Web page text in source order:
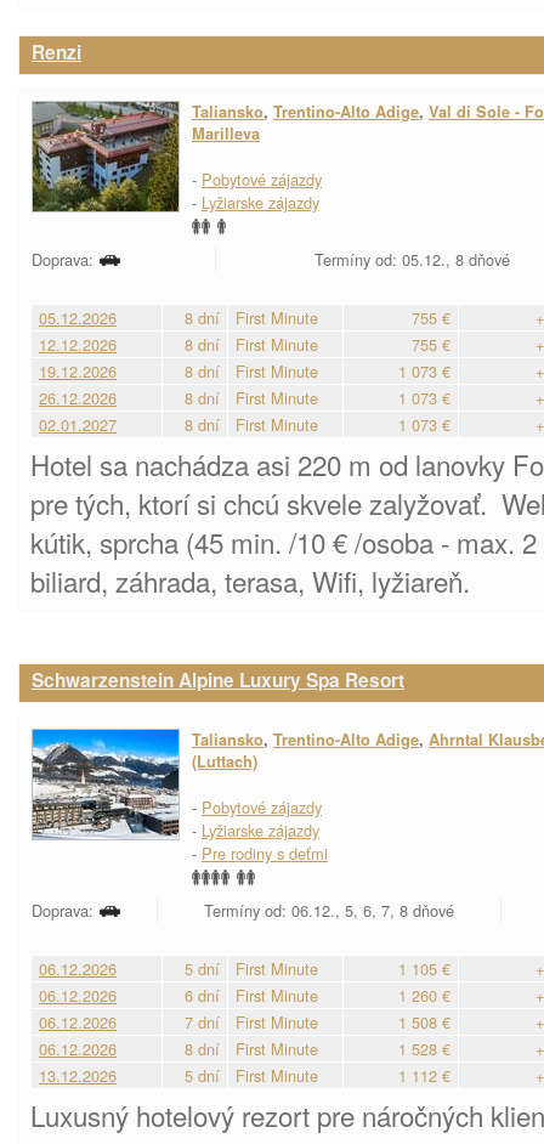
Renzi
Taliansko, Trentino-Alto Adige, Val di Sole -
Marilleva
- Pobytové zájazdy
- Lyžiarske zájazdy
Doprava: Termíny od: 05.12., 8 dňové
05.12.2026 8 dní First Minute 755 €
12.12.2026
8 dní First Minute 755 €
19.12.2026
8 dní First Minute 1 073 €
26.12.2026
8 dní First Minute 1 073 €
02.01.2027
8 dní First Minute 1 073 €
Hotel sa nachádza asi 220 m od lanovky
pre tých, ktorí si chcú skvele zalyžovať.
kútik, sprcha (45 min. /10 € /osoba - max.
biliard, záhrada, terasa, Wifi, lyžiareň.
Schwarzenstein Alpine Luxury Spa Resort
Taliansko, Trentino-Alto Adige, Ahrntal
(Luttach)
- Pobytové zájazdy
- Lyžiarske zájazdy
- Pre rodiny s deťmi
Doprava: Termíny od: 06.12., 5, 6, 7, 8 dňové
06.12.2026 5 dní First Minute 1 105 €
06.12.2026
6 dní First Minute 1 260 €
06.12.2026
7 dní First Minute 1 508 €
06.12.2026
8 dní First Minute 1 528 €
13.12.2026
5 dní First Minute 1 112 €
Luxusný hotelový rezort pre náročných